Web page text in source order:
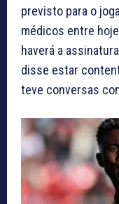
previsto para o
médicos entre
haverá a
disse estar
teve conversas